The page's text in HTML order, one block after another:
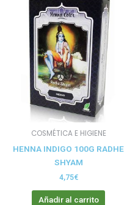
COSMÉTICA E HIGIENE
HENNA INDIGO 100G RADHE
SHYAM
4,75€
Añadir al carrito